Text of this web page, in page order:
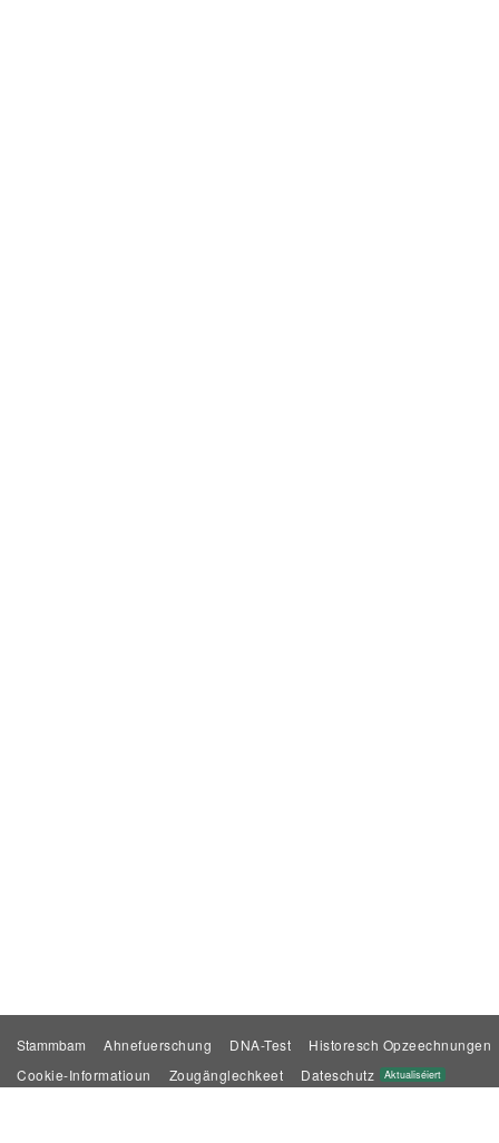
Stammbam Ahnefuerschung DNA-Test
Historesch Opzeechnungen
Cookie-Informatioun
Zougänglechkeet Dateschutz Aktualiséiert